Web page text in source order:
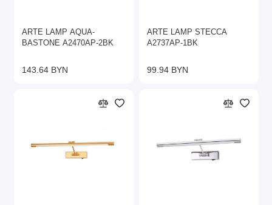
ARTE LAMP AQUA-
BASTONE A2470AP-2BK
143.64 BYN
ARTE LAMP STECCA
A2737AP-1BK
99.94 BYN